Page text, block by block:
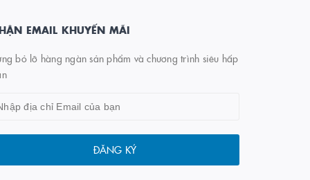
EMAIL KHUYẾN MÃI
bỏ lỡ hàng ngàn sản phẩm và chương trình siêu hấp
ĐĂNG KÝ